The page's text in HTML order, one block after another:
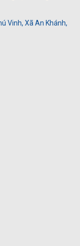
Vinh, Xã An Khánh,